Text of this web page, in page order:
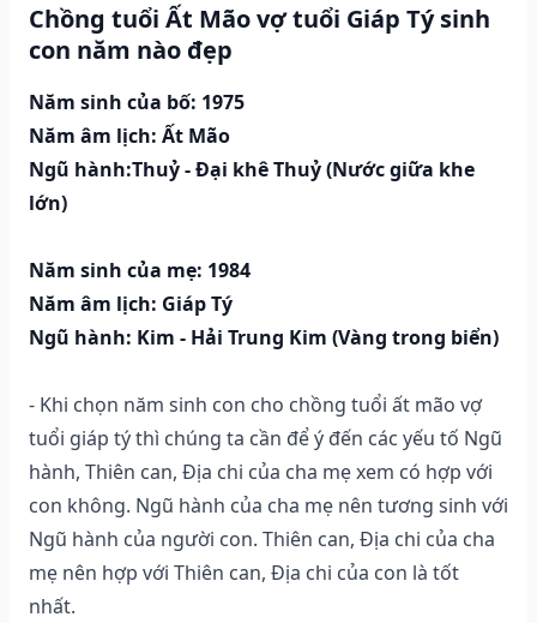
Chồng tuổi Ất Mão vợ tuổi Giáp Tý sinh
con năm nào đẹp
Năm sinh của bố: 1975
Năm âm lịch: Ất Mão
Ngũ hành:Thuỷ - Đại khê Thuỷ (Nước giữa khe
lớn)
Năm sinh của mẹ: 1984
Năm âm lịch: Giáp Tý
Ngũ hành: Kim - Hải Trung Kim (Vàng trong biển)
- Khi chọn năm sinh con cho chồng tuổi ất mão vợ
tuổi giáp tý thì chúng ta cần để ý đến các yếu tố Ngũ
hành, Thiên can, Địa chi của cha mẹ xem có hợp với
con không. Ngũ hành của cha mẹ nên tương sinh với
Ngũ hành của người con. Thiên can, Địa chi của cha
mẹ nên hợp với Thiên can, Địa chi của con là tốt
nhất.